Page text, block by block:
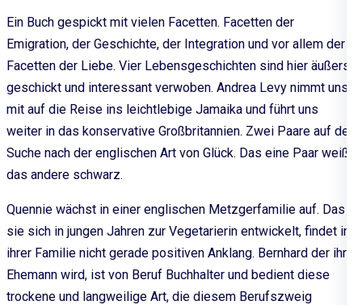
Ein Buch gespickt mit vielen Facetten. Facetten der
Emigration, der Geschichte, der Integration und vor allem der
Facetten der Liebe. Vier Lebensgeschichten sind hier äußerst
geschickt und interessant verwoben. Andrea Levy nimmt uns
mit auf die Reise ins leichtlebige Jamaika und führt uns
weiter in das konservative Großbritannien. Zwei Paare auf der
Suche nach der englischen Art von Glück. Das eine Paar weiß,
das andere schwarz.
Quennie wächst in einer englischen Metzgerfamilie auf. Das
sie sich in jungen Jahren zur Vegetarierin entwickelt, findet in
ihrer Familie nicht gerade positiven Anklang. Bernhard der ihr
Ehemann wird, ist von Beruf Buchhalter und bedient diese
trockene und langweilige Art, die diesem Berufszweig